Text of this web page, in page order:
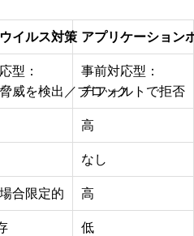
イルス対策 アプリケーション
型：
威を検出／ブロック
事前対応型：
デフォルトで拒否
高
なし
合限定的 高
低